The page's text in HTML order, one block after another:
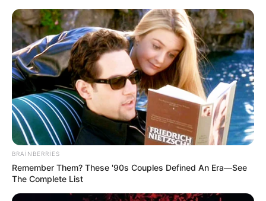
Yeni təyin olunan müavin KİMDİR?
—FOTO
BRAINBERRIES
Remember Them? These '90s Couples Defined An Era—See
The Complete List